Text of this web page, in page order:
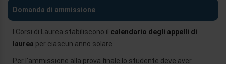
Domanda di ammissione
I Corsi di Laurea stabiliscono il calendario degli appelli di
laurea per ciascun anno solare
Per l'ammissione alla prova finale lo studente deve aver